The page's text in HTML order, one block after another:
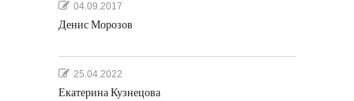
04.09.2017
Денис Морозов
25.04.2022
Екатерина Кузнецова